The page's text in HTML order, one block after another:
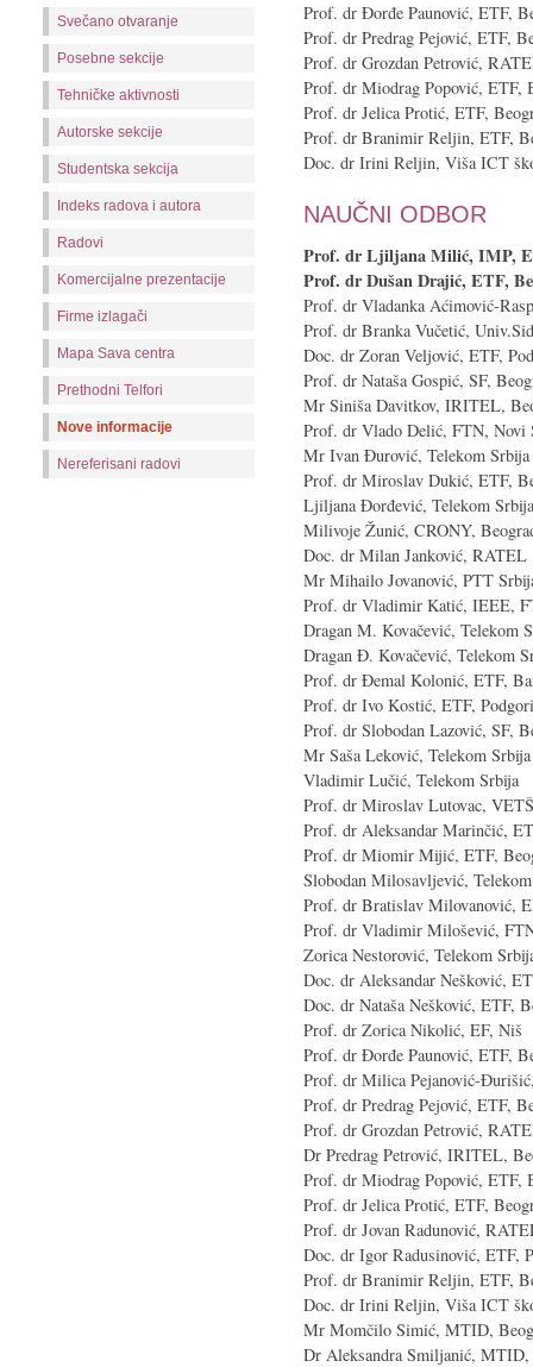
Svečano otvaranje
Posebne sekcije
Tehničke aktivnosti
Autorske sekcije
Studentska sekcija
Indeks radova i autora
Radovi
Komercijalne prezentacije
Firme izlagači
Mapa Sava centra
Prethodni Telfori
Nove informacije
Nereferisani radovi
Prof. dr Đorđe Paunović, ETF,
Prof. dr Predrag Pejović, ETF,
Prof. dr Grozdan Petrović,
Prof. dr Miodrag Popović, ETF,
Prof. dr Jelica Protić, ETF,
Prof. dr Branimir Reljin, ETF,
Doc. dr Irini Reljin, Viša ICT
NAUČNI ODBOR
Prof. dr Ljiljana Milić, IMP,
Prof. dr Dušan Drajić, ETF,
Prof. dr Vladanka Aćimović-
Prof. dr Branka Vučetić,
Doc. dr Zoran Veljović, ETF,
Prof. dr Nataša Gospić, SF,
Mr Siniša Davitkov, IRITEL,
Prof. dr Vlado Delić, FTN, Novi
Mr Ivan Đurović, Telekom Srbija
Prof. dr Miroslav Dukić, ETF,
Ljiljana Đorđević, Telekom Srbija
Milivoje Žunić, CRONY,
Doc. dr Milan Janković, RATEL
Mr Mihailo Jovanović, PTT
Prof. dr Vladimir Katić, IEEE,
Dragan M. Kovačević, Telekom
Dragan Đ. Kovačević, Telekom
Prof. dr Đemal Kolonić, ETF,
Prof. dr Ivo Kostić, ETF,
Prof. dr Slobodan Lazović, SF,
Mr Saša Leković, Telekom Srbija
Vladimir Lučić, Telekom Srbija
Prof. dr Miroslav Lutovac,
Prof. dr Aleksandar Marinčić,
Prof. dr Miomir Mijić, ETF,
Slobodan Milosavljević,
Prof. dr Bratislav Milovanović,
Prof. dr Vladimir Milošević,
Zorica Nestorović, Telekom
Doc. dr Aleksandar Nešković,
Doc. dr Nataša Nešković, ETF,
Prof. dr Zorica Nikolić, EF, Niš
Prof. dr Đorđe Paunović, ETF,
Prof. dr Milica Pejanović-
Prof. dr Predrag Pejović, ETF,
Prof. dr Grozdan Petrović,
Dr Predrag Petrović, IRITEL,
Prof. dr Miodrag Popović, ETF,
Prof. dr Jelica Protić, ETF,
Prof. dr Jovan Radunović,
Doc. dr Igor Radusinović, ETF,
Prof. dr Branimir Reljin, ETF,
Doc. dr Irini Reljin, Viša ICT
Mr Momčilo Simić, MTID,
Dr Aleksandra Smiljanić, MTID,